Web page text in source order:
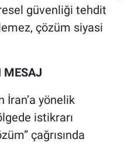
güvenliği tehdit
çözüm siyasi
MESAJ
İran’a yönelik
istikrarı
çağrısında